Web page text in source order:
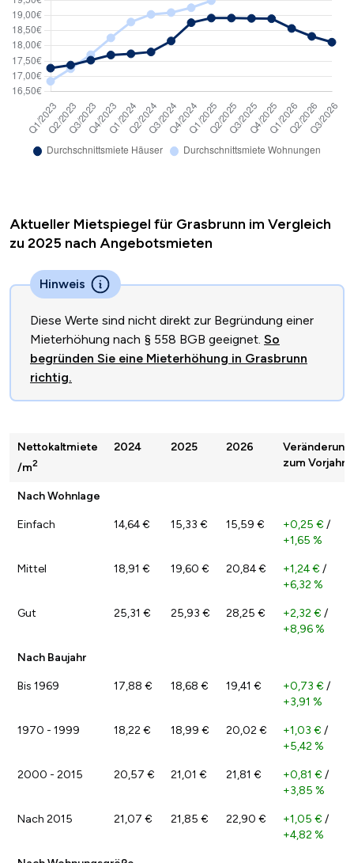
Aktueller Mietspiegel für Grasbrunn im Vergleich
zu 2025 nach Angebotsmieten
Hinweis
Diese Werte sind nicht direkt zur Begründung einer
Mieterhöhung nach § 558 BGB geeignet. So
begründen Sie eine Mieterhöhung in Grasbrunn
richtig.
Nettokaltmiete
/m2
2024 2025 2026
Veränderung
zum Vorjahr
Nach Wohnlage
Einfach 14,64 € 15,33 € 15,59 € +0,25 € /
+1,65 %
Mittel 18,91 € 19,60 € 20,84 € +1,24 € /
+6,32 %
Gut 25,31 € 25,93 € 28,25 € +2,32 € /
+8,96 %
Nach Baujahr
Bis 1969 17,88 € 18,68 € 19,41 € +0,73 € /
+3,91 %
1970 - 1999 18,22 € 18,99 € 20,02 € +1,03 € /
+5,42 %
2000 - 2015 20,57 € 21,01 € 21,81 € +0,81 € /
+3,85 %
Nach 2015 21,07 € 21,85 € 22,90 € +1,05 € /
+4,82 %